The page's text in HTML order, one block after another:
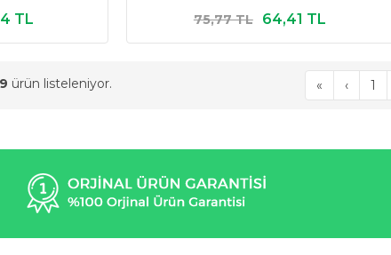
TL 75,77 TL 64,41 TL
ürün listeleniyor. « ‹ 1